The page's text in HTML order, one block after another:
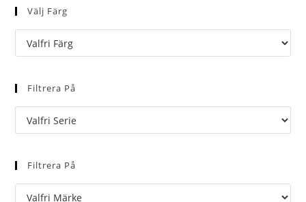
Välj Färg
Filtrera På
Filtrera På